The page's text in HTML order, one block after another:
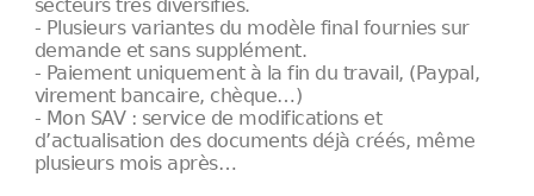
secteurs très diversifiés.
- Plusieurs variantes du modèle final fournies sur
demande et sans supplément.
- Paiement uniquement à la fin du travail, (Paypal,
virement bancaire, chèque…)
- Mon SAV : service de modifications et
d’actualisation des documents déjà créés, même
plusieurs mois après…